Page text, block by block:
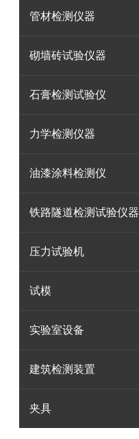
管材检测仪器
砌墙砖试验仪器
石膏检测试验仪
力学检测仪器
油漆涂料检测仪
铁路隧道检测试验仪器
压力试验机
试模
实验室设备
建筑检测装置
夹具